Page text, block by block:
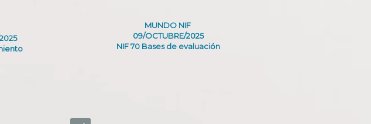
MUNDO NIF
09/OCTUBRE/2025
NIF 70 Bases de evaluación